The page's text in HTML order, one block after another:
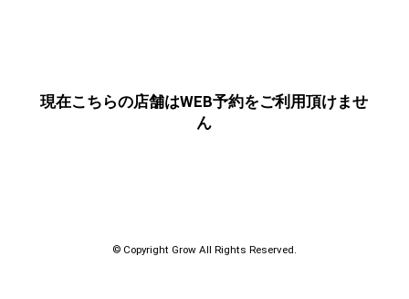
現在こちらの店舗はWEB予約をご利用頂けませ
ん
© Copyright Grow All Rights Reserved.